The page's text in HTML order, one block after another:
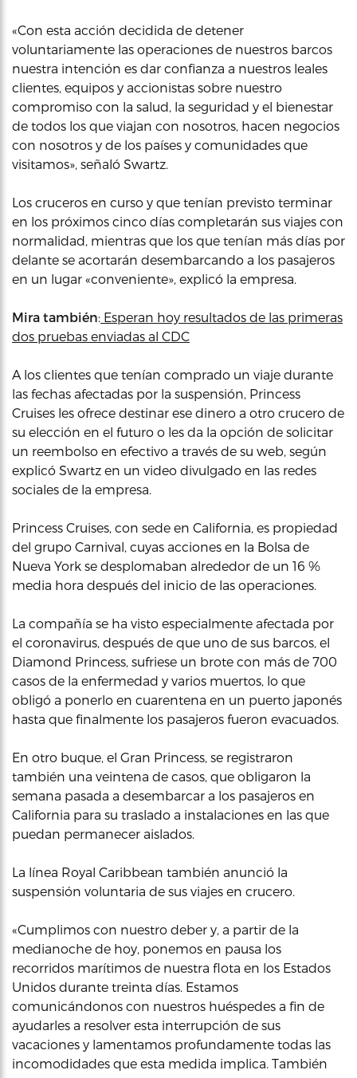
«Con esta acción decidida de detener
voluntariamente las operaciones de nuestros barcos
nuestra intención es dar confianza a nuestros leales
clientes, equipos y accionistas sobre nuestro
compromiso con la salud, la seguridad y el bienestar
de todos los que viajan con nosotros, hacen negocios
con nosotros y de los países y comunidades que
visitamos», señaló Swartz.
Los cruceros en curso y que tenían previsto terminar
en los próximos cinco días completarán sus viajes con
normalidad, mientras que los que tenían más días por
delante se acortarán desembarcando a los pasajeros
en un lugar «conveniente», explicó la empresa.
Mira también: Esperan hoy resultados de las primeras
dos pruebas enviadas al CDC
A los clientes que tenían comprado un viaje durante
las fechas afectadas por la suspensión, Princess
Cruises les ofrece destinar ese dinero a otro crucero de
su elección en el futuro o les da la opción de solicitar
un reembolso en efectivo a través de su web, según
explicó Swartz en un video divulgado en las redes
sociales de la empresa.
Princess Cruises, con sede en California, es propiedad
del grupo Carnival, cuyas acciones en la Bolsa de
Nueva York se desplomaban alrededor de un 16 %
media hora después del inicio de las operaciones.
La compañía se ha visto especialmente afectada por
el coronavirus, después de que uno de sus barcos, el
Diamond Princess, sufriese un brote con más de 700
casos de la enfermedad y varios muertos, lo que
obligó a ponerlo en cuarentena en un puerto japonés
hasta que finalmente los pasajeros fueron evacuados.
En otro buque, el Gran Princess, se registraron
también una veintena de casos, que obligaron la
semana pasada a desembarcar a los pasajeros en
California para su traslado a instalaciones en las que
puedan permanecer aislados.
La línea Royal Caribbean también anunció la
suspensión voluntaria de sus viajes en crucero.
«Cumplimos con nuestro deber y, a partir de la
medianoche de hoy, ponemos en pausa los
recorridos marítimos de nuestra flota en los Estados
Unidos durante treinta días. Estamos
comunicándonos con nuestros huéspedes a fin de
ayudarles a resolver esta interrupción de sus
vacaciones y lamentamos profundamente todas las
incomodidades que esta medida implica. También